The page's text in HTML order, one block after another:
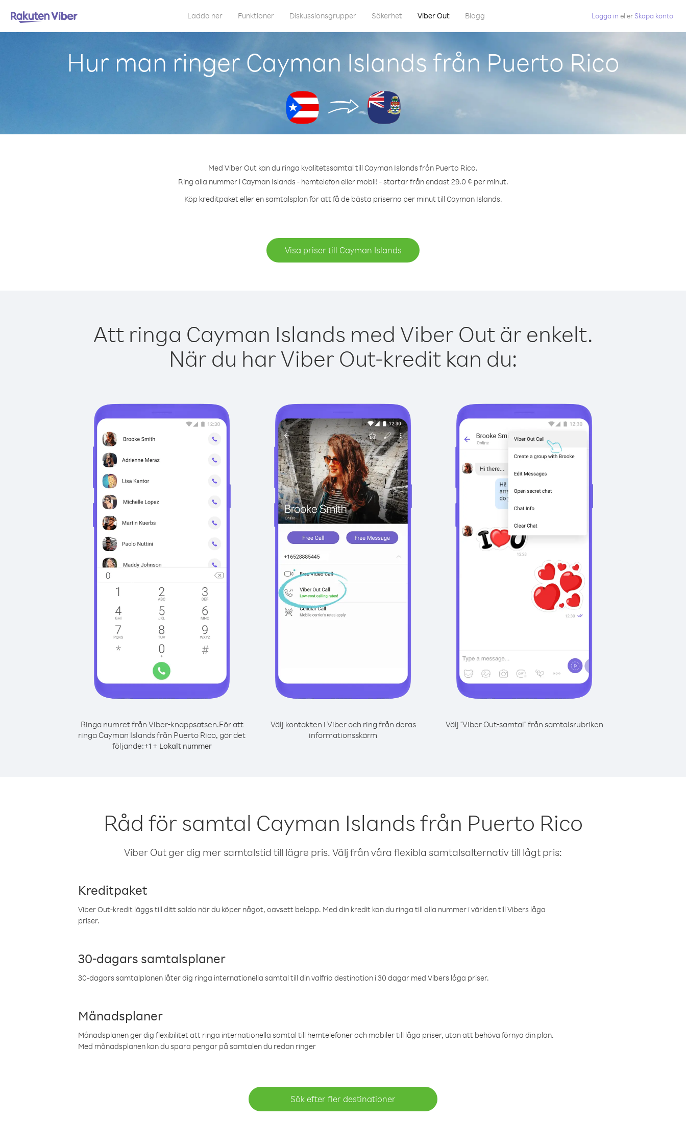
Ladda ner Funktioner Diskussionsgrupper Säkerhet Viber Out Blogg Logga in eller Skapa konto
Hur man ringer Cayman Islands från Puerto Rico
Med Viber Out kan du ringa kvalitetssamtal till Cayman Islands från Puerto Rico.
Ring alla nummer i Cayman Islands - hemtelefon eller mobil! - startar från endast 29.0 ¢ per minut.
Köp kreditpaket eller en samtalsplan för att få de bästa priserna per minut till Cayman Islands.
Visa priser till Cayman Islands
Att ringa Cayman Islands med Viber Out är enkelt.
När du har Viber Out-kredit kan du:
Ringa numret från Viber-knappsatsen.För att
ringa Cayman Islands från Puerto Rico, gör det
följande:+1+ Lokalt nummer
Välj kontakten i Viber och ring från deras
informationsskärm
Välj "Viber Out-samtal" från samtalsrubriken
Råd för samtal Cayman Islands från Puerto Rico
Viber Out ger dig mer samtalstid till lägre pris. Välj från våra flexibla samtalsalternativ till lågt pris:
Kreditpaket
Viber Out-kredit läggs till ditt saldo när du köper något, oavsett belopp. Med din kredit kan du ringa till alla nummer i världen till Vibers låga
priser.
30-dagars samtalsplaner
30-dagars samtalplanen låter dig ringa internationella samtal till din valfria destination i 30 dagar med Vibers låga priser.
Månadsplaner
Månadsplanen ger dig flexibilitet att ringa internationella samtal till hemtelefoner och mobiler till låga priser, utan att behöva förnya din plan.
Med månadsplanen kan du spara pengar på samtalen du redan ringer
Sök efter fler destinationer